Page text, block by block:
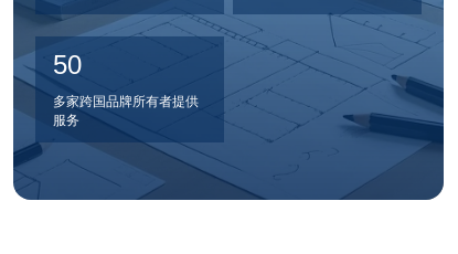
50
多家跨国品牌所有者提供
服务